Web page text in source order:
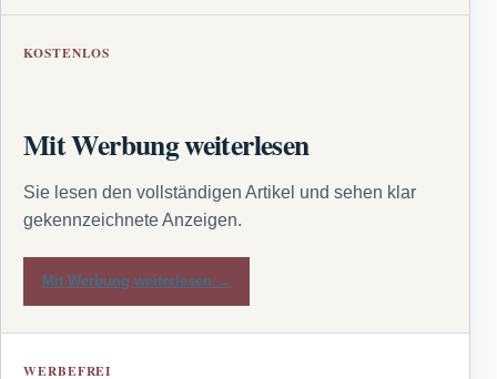
KOSTENLOS
Mit Werbung weiterlesen
Sie lesen den vollständigen Artikel und sehen klar
gekennzeichnete Anzeigen.
Mit Werbung weiterlesen →
WERBEFREI